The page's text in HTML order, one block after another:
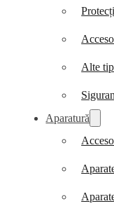
Alte
Aparatură